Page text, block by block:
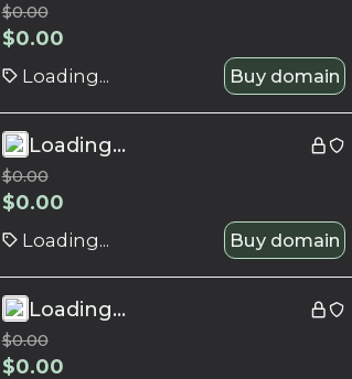
$0.00
$0.00
Loading... Buy domain
Loading...
$0.00
$0.00
Loading... Buy domain
Loading...
$0.00
$0.00